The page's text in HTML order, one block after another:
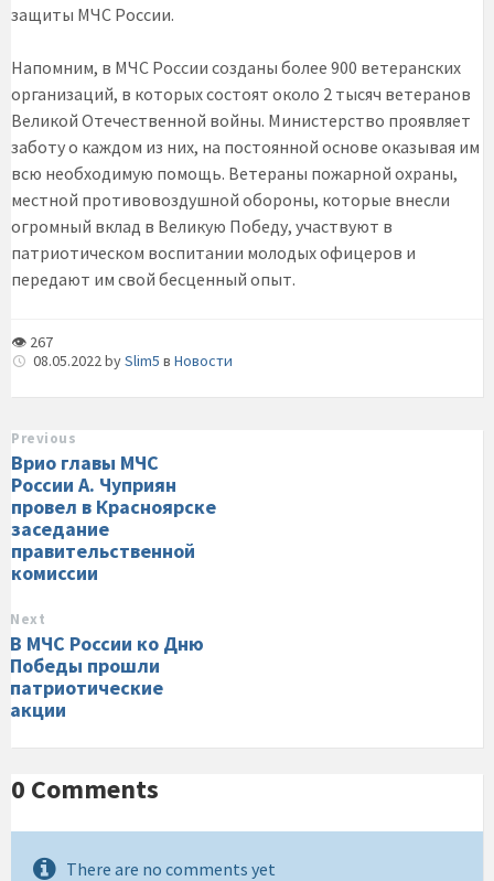
защиты МЧС России.
Напомним, в МЧС России созданы более 900 ветеранских
организаций, в которых состоят около 2 тысяч ветеранов
Великой Отечественной войны. Министерство проявляет
заботу о каждом из них, на постоянной основе оказывая им
всю необходимую помощь. Ветераны пожарной охраны,
местной противовоздушной обороны, которые внесли
огромный вклад в Великую Победу, участвуют в
патриотическом воспитании молодых офицеров и
передают им свой бесценный опыт.
👁 267
08.05.2022bySlim5 в Новости
Previous
Врио главы МЧС
России А. Чуприян
провел в Красноярске
заседание
правительственной
комиссии
Next
В МЧС России ко Дню
Победы прошли
патриотические
акции
0 Comments
There are no comments yet